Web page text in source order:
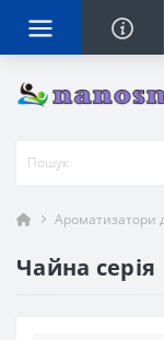
Ароматизатори
Чайна серія